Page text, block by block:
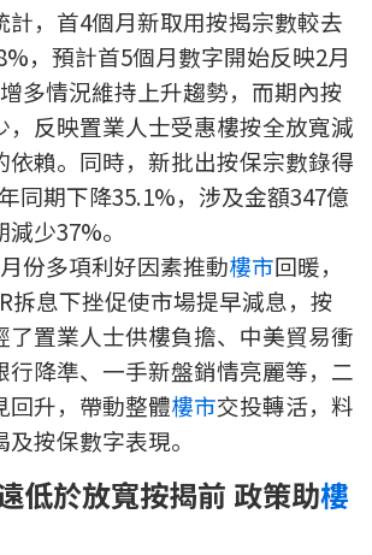
計，首4個月新取用按揭宗數較去
，預計首5個月數字開始反映2月
多情況維持上升趨勢，而期內按
，反映置業人士受惠樓按全放寬減
依賴。同時，新批出按保宗數錄得
同期下降35.1%，涉及金額347億
少37%。
份多項利好因素推動樓市回暖，
拆息下挫促使市場提早減息，按
了置業人士供樓負擔、中美貿易衝
行降準、一手新盤銷情亮麗等，二
回升，帶動整體樓市交投轉活，料
按保數字表現。
低於放寬按揭前 政策助樓